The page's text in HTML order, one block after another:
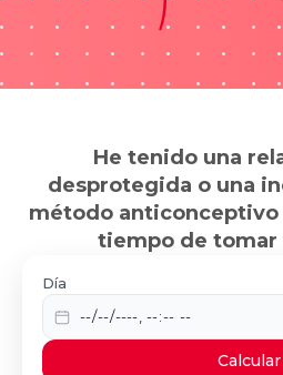
He tenido una
desprotegida o una
método anticonceptivo
tiempo de tomar
Día
Calcular